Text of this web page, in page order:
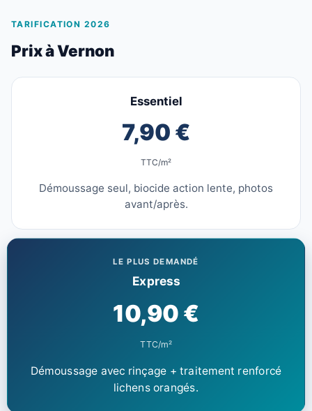
TARIFICATION 2026
Prix à Vernon
Essentiel
7,90 €
TTC/m²
Démoussage seul, biocide action lente, photos
avant/après.
LE PLUS DEMANDÉ
Express
10,90 €
TTC/m²
Démoussage avec rinçage + traitement renforcé
lichens orangés.